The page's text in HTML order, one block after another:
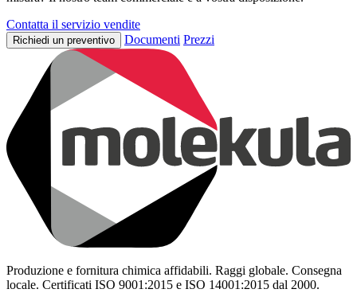
Contatta il servizio vendite
Richiedi un preventivo Documenti Prezzi
Produzione e fornitura chimica affidabili. Raggi globale. Consegna
locale. Certificati ISO 9001:2015 e ISO 14001:2015 dal 2000.